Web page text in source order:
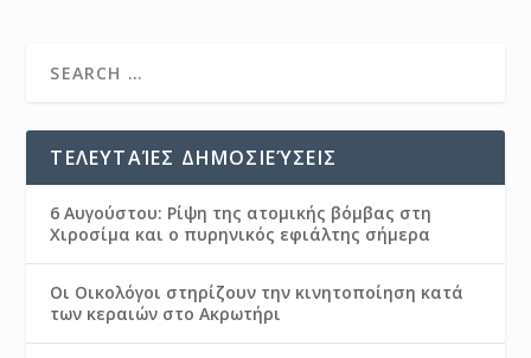
ΤΕΛΕΥΤΑΊΕΣ ΔΗΜΟΣΙΕΎΣΕΙΣ
6 Αυγούστου: Ρίψη της ατομικής βόμβας στη
Χιροσίμα και ο πυρηνικός εφιάλτης σήμερα
Οι Οικολόγοι στηρίζουν την κινητοποίηση κατά
των κεραιών στο Ακρωτήρι